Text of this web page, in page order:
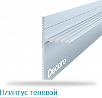
Плинтус теневой